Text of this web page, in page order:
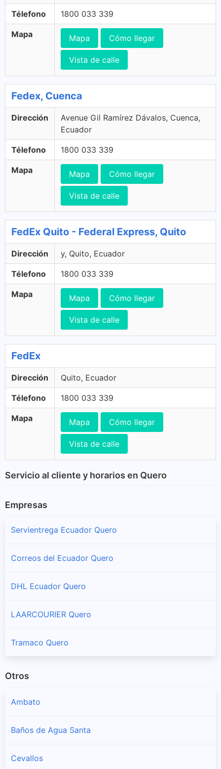
Télefono 1800 033 339
Mapa Mapa Cómo llegar
Vista de calle
Fedex, Cuenca
Dirección
Avenue Gil Ramírez Dávalos, Cuenca,
Ecuador
Télefono 1800 033 339
Mapa Mapa Cómo llegar
Vista de calle
FedEx Quito - Federal Express, Quito
Dirección y, Quito, Ecuador
Télefono 1800 033 339
Mapa Mapa Cómo llegar
Vista de calle
FedEx
Dirección Quito, Ecuador
Télefono 1800 033 339
Mapa Mapa Cómo llegar
Vista de calle
Servicio al cliente y horarios en Quero
Empresas
Servientrega Ecuador Quero
Correos del Ecuador Quero
DHL Ecuador Quero
LAARCOURIER Quero
Tramaco Quero
Otros
Ambato
Baños de Agua Santa
Cevallos